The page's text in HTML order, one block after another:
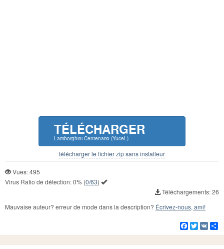
TÉLÉCHARGER
Lamborghini Centenario (YuceL)
télécharger le fichier zip sans installeur
Vues: 495
Virus Ratio de détection:0% (0/63)
Téléchargements: 26
Mauvaise auteur? erreur de mode dans la description? Écrivez-nous, ami!
Facebook
Twitter
VK